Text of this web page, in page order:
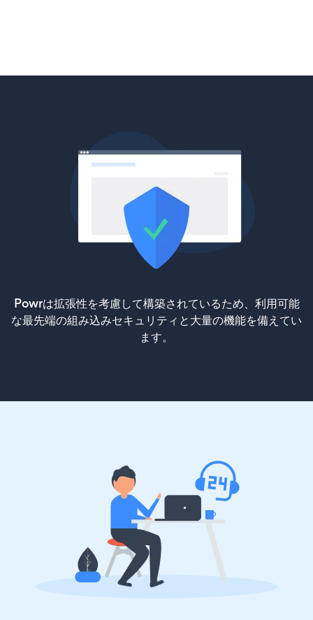
Powrは拡張性を考慮して構築されているため、利用可能
な最先端の組み込みセキュリティと大量の機能を備えてい
ます。